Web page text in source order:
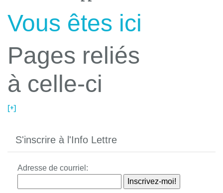
Vous êtes ici
Pages reliés
à celle-ci
[+]
S'inscrire à l'Info Lettre
Adresse de courriel: